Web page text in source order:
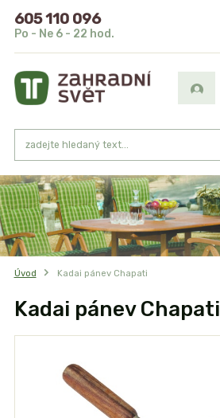
605 110 096
Po - Ne 6 - 22 hod.
Úvod Kadai pánev Chapati
Kadai pánev Chapati